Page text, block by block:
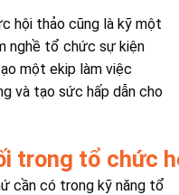
hội thảo cũng là kỹ một
nghề tổ chức sự kiện
một ekip làm việc
và tạo sức hấp dẫn cho
trong tổ chức
cần có trong kỹ năng tổ